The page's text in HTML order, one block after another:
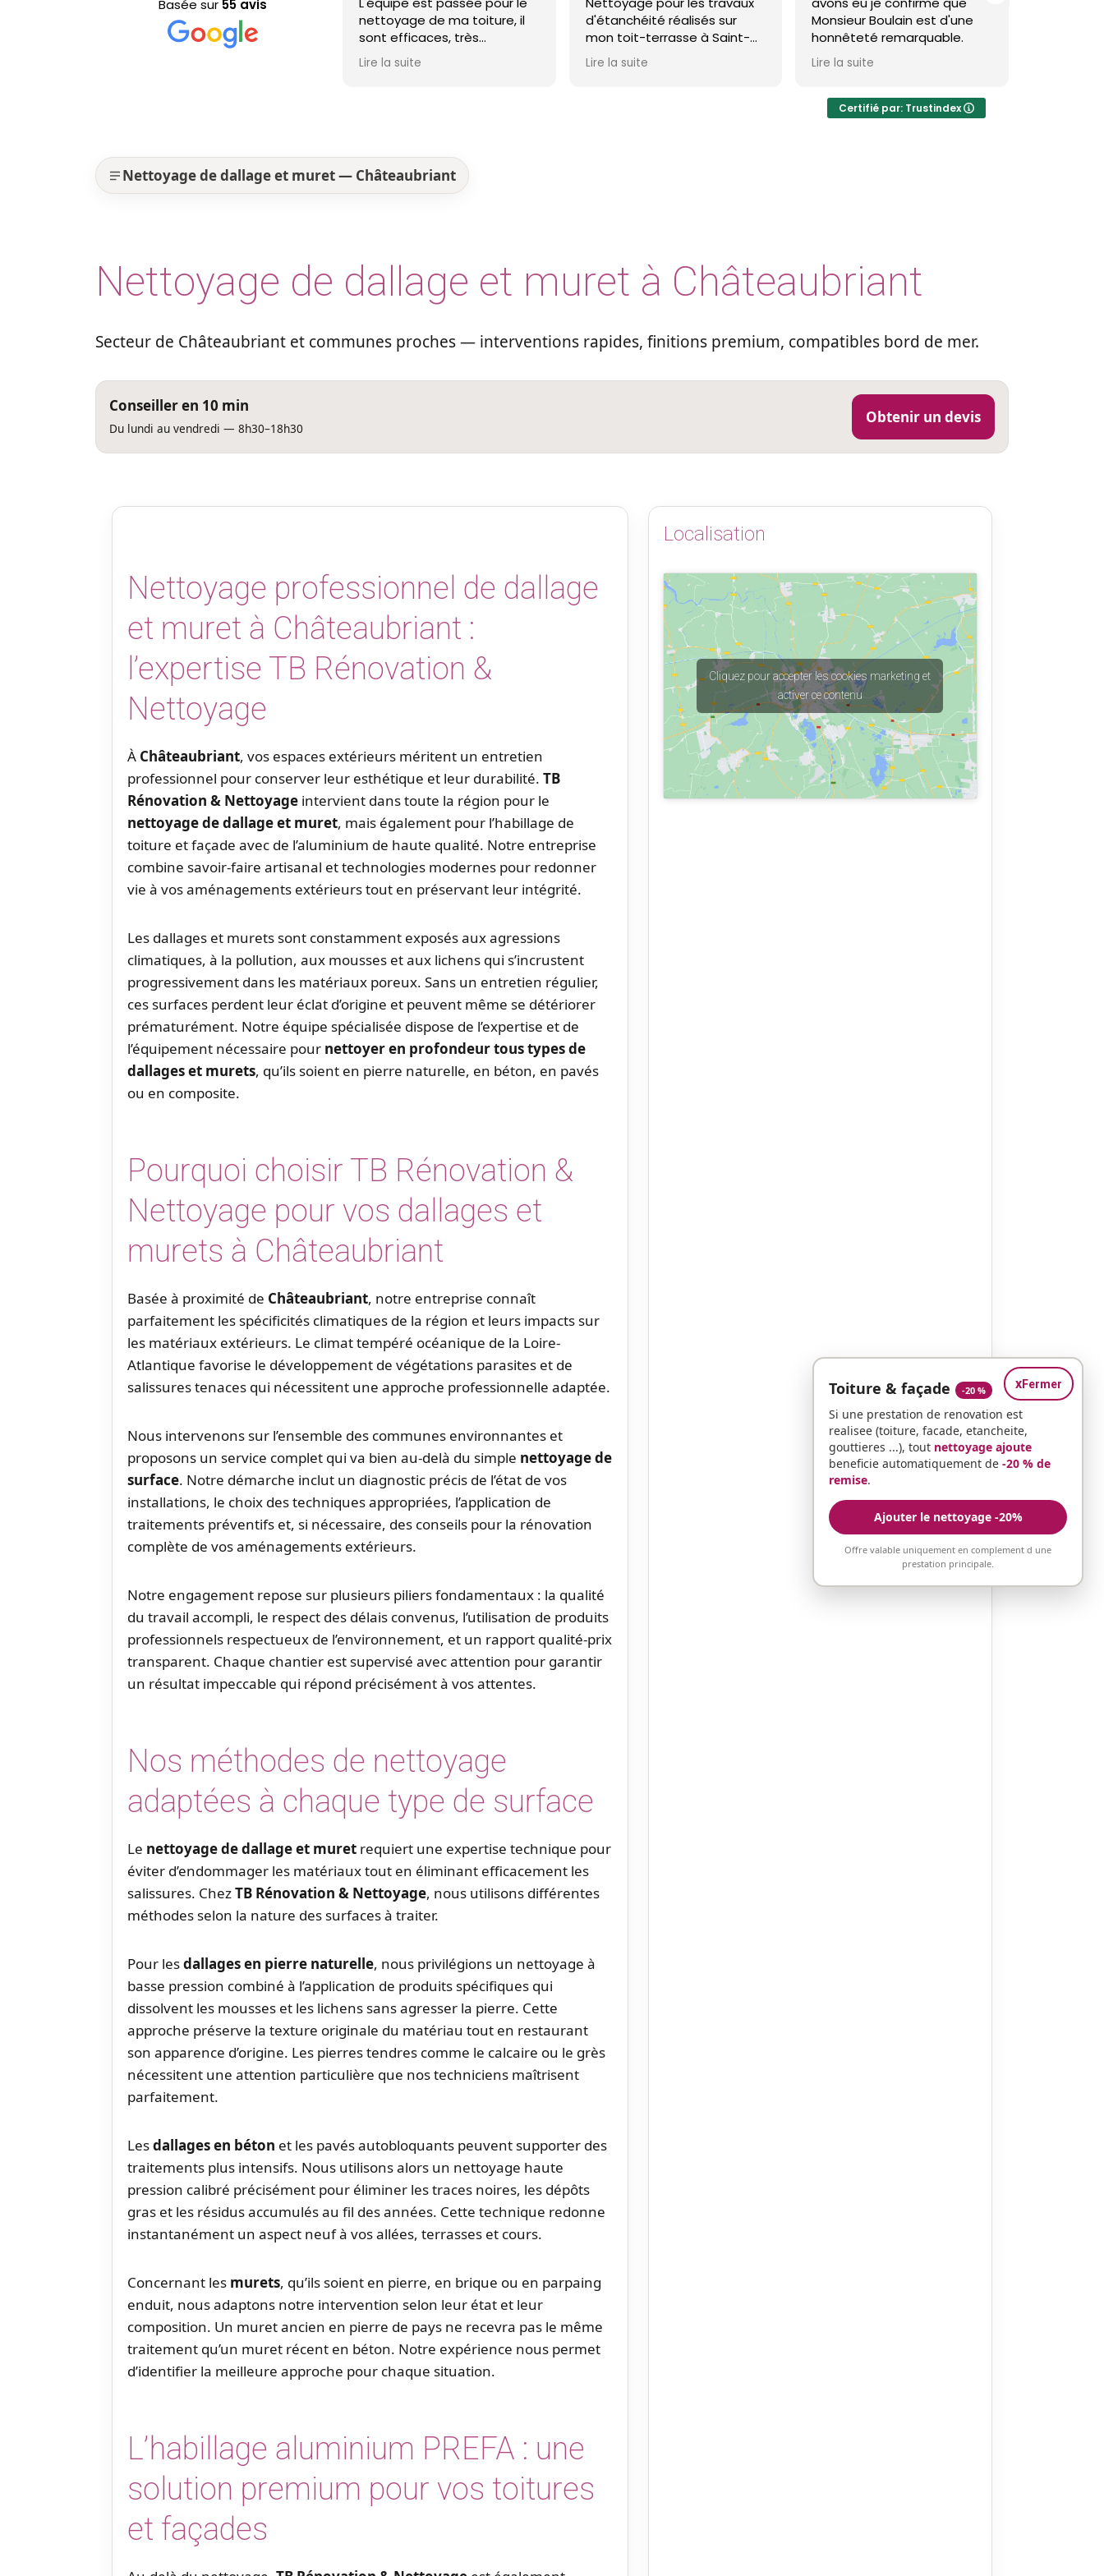
Basée sur 55 avis
nettoyage de ma toiture, il
sont efficaces, très
professionnels et ma toiture
est nickel ! Je recommande !
d'étanchéité réalisés sur
mon toit-terrasse à Saint-
Nazaire. Entreprise réactive,
professionnelle et agréable.
Monsieur Boulain est d'une
honnêteté remarquable.
brevin et c'est
Je recommande
Certifié par: Trustindex
Nettoyage de dallage et muret — Châteaubriant
Nettoyage de dallage et muret à Châteaubriant
Secteur de Châteaubriant et communes proches — interventions rapides, finitions premium, compatibles bord de mer.
Conseiller en 10 min
Du lundi au vendredi — 8h30–18h30
Obtenir un devis
Nettoyage professionnel de dallage
et muret à Châteaubriant :
l’expertise TB Rénovation &
Nettoyage
À Châteaubriant, vos espaces extérieurs méritent un entretien
professionnel pour conserver leur esthétique et leur durabilité. TB
Rénovation & Nettoyage intervient dans toute la région pour le
nettoyage de dallage et muret, mais également pour l’habillage de
toiture et façade avec de l’aluminium de haute qualité. Notre entreprise
combine savoir-faire artisanal et technologies modernes pour redonner
vie à vos aménagements extérieurs tout en préservant leur intégrité.
Les dallages et murets sont constamment exposés aux agressions
climatiques, à la pollution, aux mousses et aux lichens qui s’incrustent
progressivement dans les matériaux poreux. Sans un entretien régulier,
ces surfaces perdent leur éclat d’origine et peuvent même se détériorer
prématurément. Notre équipe spécialisée dispose de l’expertise et de
l’équipement nécessaire pour nettoyer en profondeur tous types de
dallages et murets, qu’ils soient en pierre naturelle, en béton, en pavés
ou en composite.
Pourquoi choisir TB Rénovation &
Nettoyage pour vos dallages et
murets à Châteaubriant
Basée à proximité de Châteaubriant, notre entreprise connaît
parfaitement les spécificités climatiques de la région et leurs impacts sur
les matériaux extérieurs. Le climat tempéré océanique de la Loire-
Atlantique favorise le développement de végétations parasites et de
salissures tenaces qui nécessitent une approche professionnelle adaptée.
Nous intervenons sur l’ensemble des communes environnantes et
proposons un service complet qui va bien au-delà du simple nettoyage de
surface. Notre démarche inclut un diagnostic précis de l’état de vos
installations, le choix des techniques appropriées, l’application de
traitements préventifs et, si nécessaire, des conseils pour la rénovation
complète de vos aménagements extérieurs.
Notre engagement repose sur plusieurs piliers fondamentaux : la qualité
du travail accompli, le respect des délais convenus, l’utilisation de produits
professionnels respectueux de l’environnement, et un rapport qualité-prix
transparent. Chaque chantier est supervisé avec attention pour garantir
un résultat impeccable qui répond précisément à vos attentes.
Nos méthodes de nettoyage
adaptées à chaque type de surface
Le nettoyage de dallage et muret requiert une expertise technique pour
éviter d’endommager les matériaux tout en éliminant efficacement les
salissures. ChezTB Rénovation & Nettoyage, nous utilisons différentes
méthodes selon la nature des surfaces à traiter.
Pour lesdallages en pierre naturelle, nous privilégions un nettoyage à
basse pression combiné à l’application de produits spécifiques qui
dissolvent les mousses et les lichens sans agresser la pierre. Cette
approche préserve la texture originale du matériau tout en restaurant
son apparence d’origine. Les pierres tendres comme le calcaire ou le grès
nécessitent une attention particulière que nos techniciens maîtrisent
parfaitement.
Lesdallages en béton et les pavés autobloquants peuvent supporter des
traitements plus intensifs. Nous utilisons alors un nettoyage haute
pression calibré précisément pour éliminer les traces noires, les dépôts
gras et les résidus accumulés au fil des années. Cette technique redonne
instantanément un aspect neuf à vos allées, terrasses et cours.
Concernant les murets, qu’ils soient en pierre, en brique ou en parpaing
enduit, nous adaptons notre intervention selon leur état et leur
composition. Un muret ancien en pierre de pays ne recevra pas le même
traitement qu’un muret récent en béton. Notre expérience nous permet
d’identifier la meilleure approche pour chaque situation.
L’habillage aluminium PREFA : une
solution premium pour vos toitures
et façades
Localisation
Cliquez pour accepter les cookies marketing et
activer ce contenu
xFermer
Toiture & façade -20 %
Si une prestation de renovation est
realisee (toiture, facade, etancheite,
gouttieres ...), tout nettoyage ajoute
beneficie automatiquement de -20 % de
remise.
Ajouter le nettoyage -20%
Offre valable uniquement en complement d une
prestation principale.